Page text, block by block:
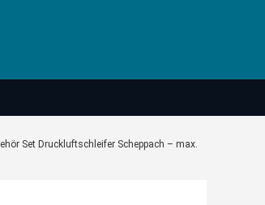
Set Druckluftschleifer Scheppach – max.